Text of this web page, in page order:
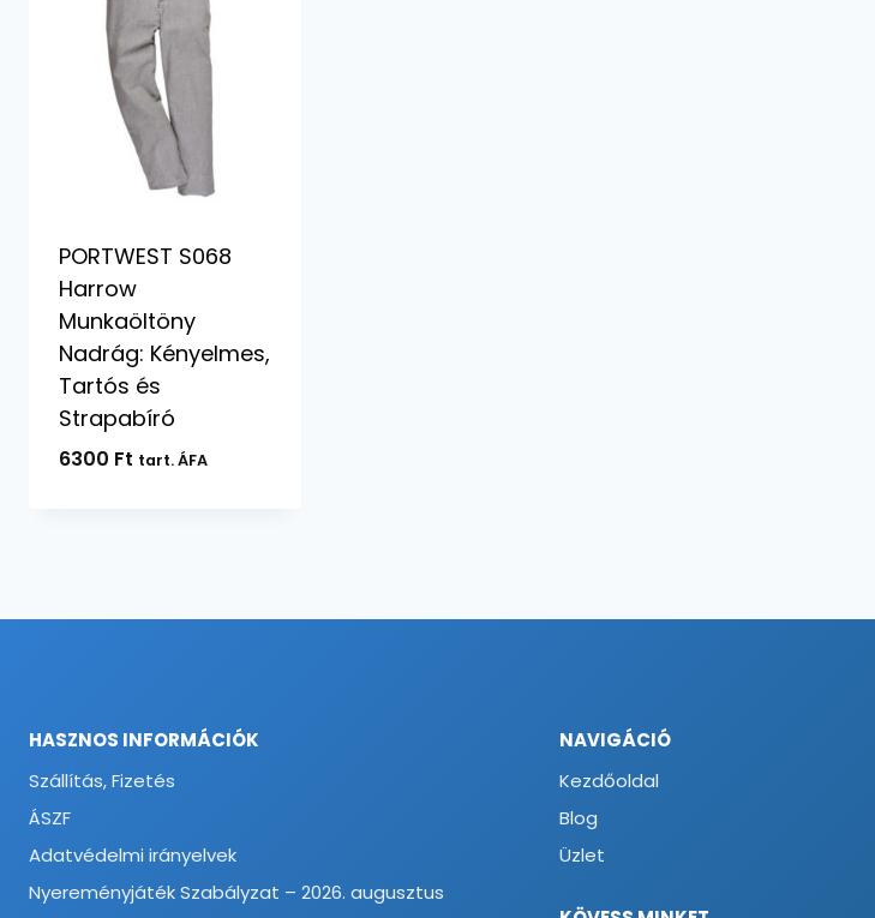
PORTWEST S068
Harrow
Munkaöltöny
Nadrág: Kényelmes,
Tartós és
Strapabíró
6300 Ft tart. ÁFA
HASZNOS INFORMÁCIÓK
Szállítás, Fizetés
ÁSZF
Adatvédelmi irányelvek
Nyereményjáték Szabályzat – 2026. augusztus
NAVIGÁCIÓ
Kezdőoldal
Blog
Üzlet